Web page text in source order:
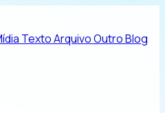
TextoArquivoOutroBlog